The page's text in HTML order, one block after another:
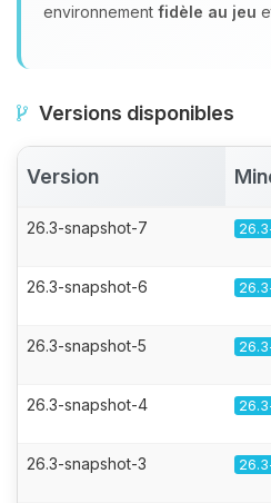
environnement fidèle au jeu
Versions disponibles
Version
26.3-snapshot-7
26.3-snapshot-6
26.3-snapshot-5
26.3-snapshot-4
26.3-snapshot-3